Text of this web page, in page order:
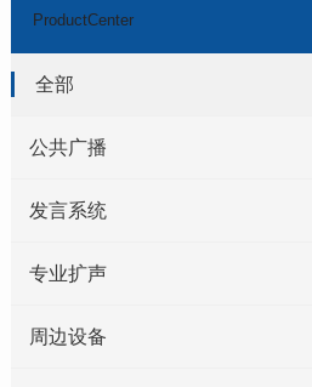
ProductCenter
全部
公共广播
发言系统
专业扩声
周边设备